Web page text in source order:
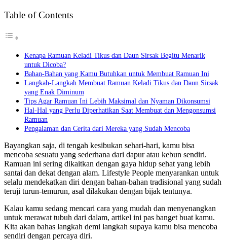
Table of Contents
Kenapa Ramuan Keladi Tikus dan Daun Sirsak Begitu Menarik
untuk Dicoba?
Bahan-Bahan yang Kamu Butuhkan untuk Membuat Ramuan Ini
Langkah-Langkah Membuat Ramuan Keladi Tikus dan Daun Sirsak
yang Enak Diminum
Tips Agar Ramuan Ini Lebih Maksimal dan Nyaman Dikonsumsi
Hal-Hal yang Perlu Diperhatikan Saat Membuat dan Mengonsumsi
Ramuan
Pengalaman dan Cerita dari Mereka yang Sudah Mencoba
Bayangkan saja, di tengah kesibukan sehari-hari, kamu bisa
mencoba sesuatu yang sederhana dari dapur atau kebun sendiri.
Ramuan ini sering dikaitkan dengan gaya hidup sehat yang lebih
santai dan dekat dengan alam. Lifestyle People menyarankan untuk
selalu mendekatkan diri dengan bahan-bahan tradisional yang sudah
teruji turun-temurun, asal dilakukan dengan bijak tentunya.
Kalau kamu sedang mencari cara yang mudah dan menyenangkan
untuk merawat tubuh dari dalam, artikel ini pas banget buat kamu.
Kita akan bahas langkah demi langkah supaya kamu bisa mencoba
sendiri dengan percaya diri.